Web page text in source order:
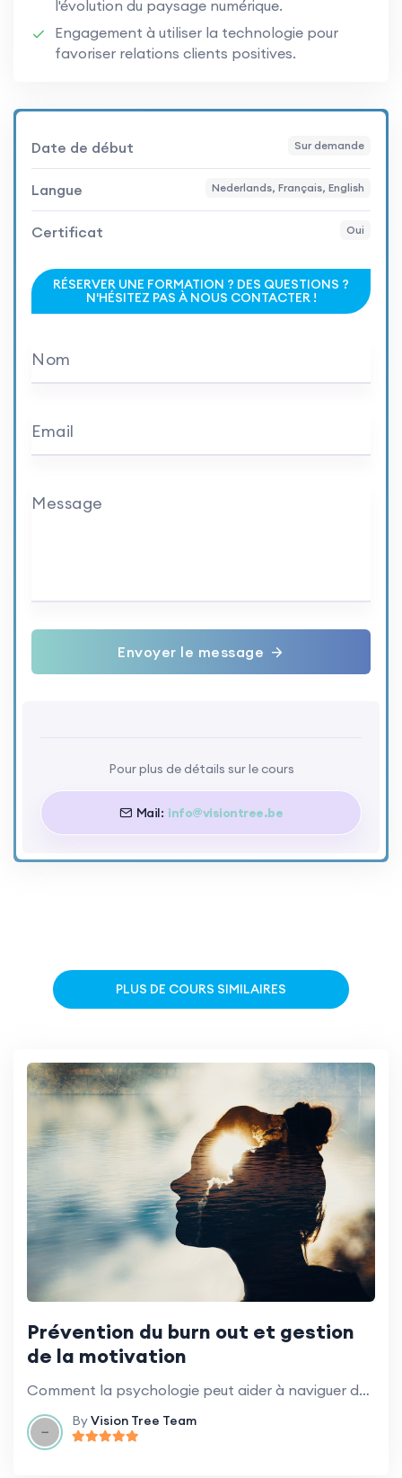
l'évolution du paysage numérique.
Engagement à utiliser la technologie pour
favoriser relations clients positives.
Date de début Sur demande
Langue Nederlands, Français, English
Certificat Oui
RÉSERVER UNE FORMATION ? DES QUESTIONS ?
N'HÉSITEZ PAS À NOUS CONTACTER !
Nom
Email
Message
Envoyer le message
Pour plus de détails sur le cours
Mail: info@visiontree.be
PLUS DE COURS SIMILAIRES
Prévention du burn out et gestion
de la motivation
Comment la psychologie peut aider à naviguer dans le changement organisationnel.
ByVision Tree Team